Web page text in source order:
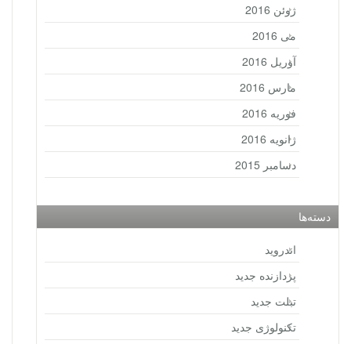
ژوئن 2016
می 2016
آوریل 2016
مارس 2016
فوریه 2016
ژانویه 2016
دسامبر 2015
دسته‌ها
اندروید
پردازنده جدید
تبلت جدید
تکنولوژی جدید